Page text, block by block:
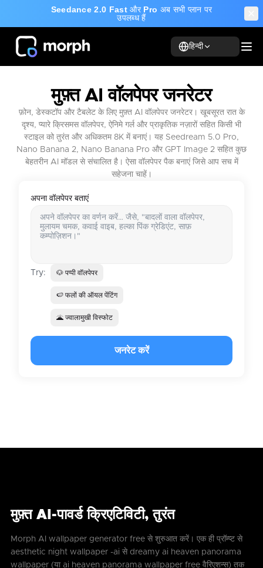
Seedance 2.0 Fast और Pro अब सभी प्लान पर
उपलब्ध हैं
हिन्दी
मुफ़्त AI वॉलपेपर जनरेटर
फ़ोन, डेस्कटॉप और टैबलेट के लिए मुफ़्त AI वॉलपेपर जनरेटर। खूबसूरत रात के
दृश्य, प्यारे क्रिसमस वॉलपेपर, ऐनिमे गर्ल और प्राकृतिक नज़ारों सहित किसी भी
स्टाइल को तुरंत और अधिकतम 8K में बनाएं। यह Seedream 5.0 Pro,
Nano Banana 2, Nano Banana Pro और GPT Image 2 सहित कुछ
बेहतरीन AI मॉडल से संचालित है। ऐसा वॉलपेपर पैक बनाएं जिसे आप सच में
सहेजना चाहें।
अपना वॉलपेपर बताएं
Try: 🐶 पप्पी वॉलपेपर
🍉 फलों की ऑयल पेंटिंग
🌋 ज्वालामुखी विस्फोट
जनरेट करें
मुफ़्त AI-पावर्ड क्रिएटिविटी, तुरंत
Morph AI wallpaper generator free से शुरुआत करें। एक ही प्रॉम्प्ट से
aesthetic night wallpaper -ai से dreamy ai heaven panorama
wallpaper (या ai heaven panorama wallpaper free वैरिएशन्स) तक